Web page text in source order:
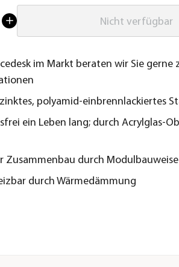
Nicht verfügbar
im Markt beraten wir Sie gerne
polyamid-einbrennlackiertes
ein Leben lang; durch Acrylglas-
Zusammenbau durch Modulbauweise
durch Wärmedämmung